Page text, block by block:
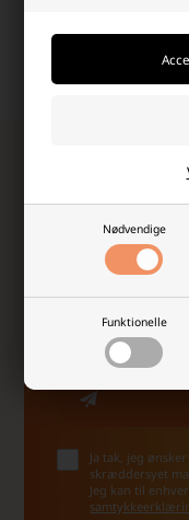
Nødvendige
Funktionelle
kan mærkes!
Tilmeld dig
inspiration og de
Ja tak, jeg
skræddersyet
Jeg kan til